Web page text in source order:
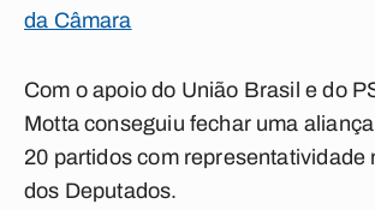
da Câmara
Com o apoio do União Brasil e do
Motta conseguiu fechar uma
20 partidos com representatividade
dos Deputados.